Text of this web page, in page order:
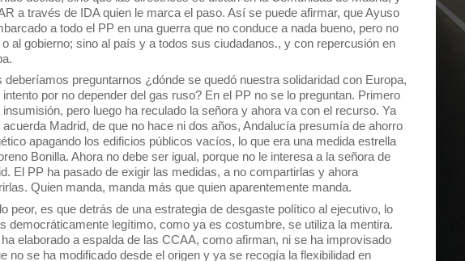
a través de IDA quien le marca el paso. Así se puede afirmar, que Ayuso
a todo el PP en una guerra que no conduce a nada bueno, pero no
al gobierno; sino al país y a todos sus ciudadanos., y con repercusión en
deberíamos preguntarnos ¿dónde se quedó nuestra solidaridad con Europa,
intento por no depender del gas ruso? En el PP no se lo preguntan. Primero
insumisión, pero luego ha reculado la señora y ahora va con el recurso. Ya
acuerda Madrid, de que no hace ni dos años, Andalucía presumía de ahorro
apagando los edificios públicos vacíos, lo que era una medida estrella
Bonilla. Ahora no debe ser igual, porque no le interesa a la señora de
El PP ha pasado de exigir las medidas, a no compartirlas y ahora
Quien manda, manda más que quien aparentemente manda.
peor, es que detrás de una estrategia de desgaste político al ejecutivo, lo
democráticamente legítimo, como ya es costumbre, se utiliza la mentira.
elaborado a espalda de las CCAA, como afirman, ni se ha improvisado
no se ha modificado desde el origen y ya se recogía la flexibilidad en